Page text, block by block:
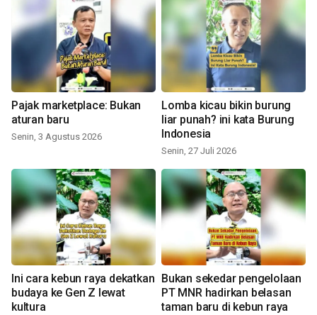
Pajak marketplace: Bukan
aturan baru
Senin, 3 Agustus 2026
Lomba kicau bikin burung
liar punah? ini kata Burung
Indonesia
Senin, 27 Juli 2026
Ini cara kebun raya dekatkan
budaya ke Gen Z lewat
kultura
Bukan sekedar pengelolaan
PT MNR hadirkan belasan
taman baru di kebun raya